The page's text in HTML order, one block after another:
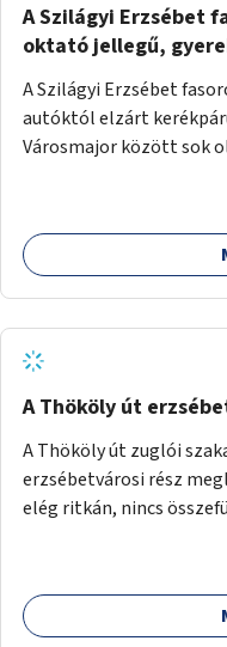
A Szilágyi Erzsébet
oktató jellegű,
A Szilágyi Erzsébet
autóktól elzárt
Városmajor között sok
ötletem az, hogy ezt a
bemutató kerékpárúttá
sok gyerekkel
iskola, óvoda a
fényvisszaverős
ötletet.
A Thököly út
A Thököly út zuglói
erzsébetvárosi rész
elég ritkán, nincs
szükség.